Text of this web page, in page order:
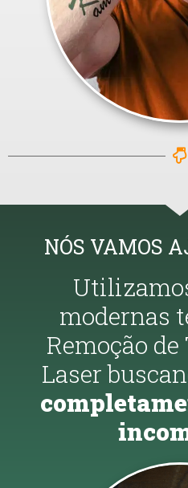
NÓS VAMOS
modernas
Remoção
Laser